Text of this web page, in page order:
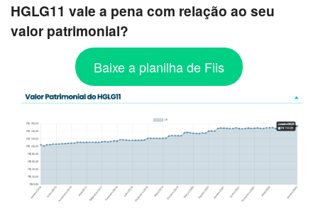
HGLG11 vale a pena com relação ao seu
valor patrimonial?
Baixe a planilha de Fiis